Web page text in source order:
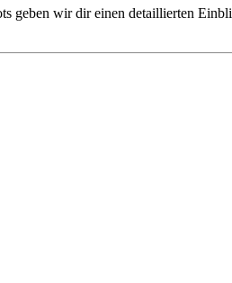
geben wir dir einen detaillierten